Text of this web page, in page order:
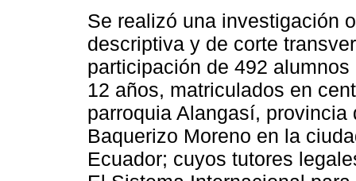
Se realizó una investigación
descriptiva y de corte
participación de 492
12 años, matriculados en
parroquia Alangasí,
Baquerizo Moreno en la
Ecuador; cuyos tutores